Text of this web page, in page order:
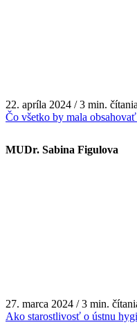
22. apríla 2024 / 3 min. čítania
Čo všetko by mala
MUDr. Sabina Figulova
27. marca 2024 / 3 min.
Ako starostlivosť o ústnu